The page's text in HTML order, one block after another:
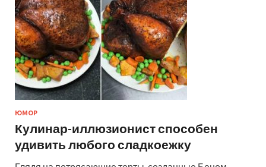
ЮМОР
Кулинар-иллюзионист способен
удивить любого сладкоежку